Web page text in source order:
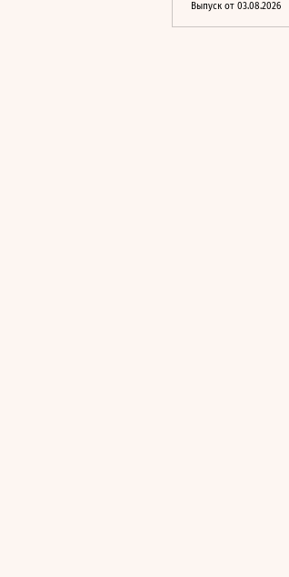
Выпуск от 03.08.2026